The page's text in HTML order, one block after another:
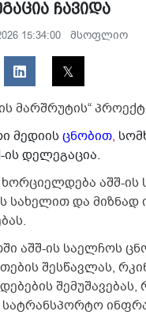
ჩავიდა
15:34:00 მსოფლიო
მარშრუტის“
მედიისცნობით,
ის დელეგაცია.
ხორციელდება აშშ-
სახელით და მიზნად
აშშ-ის საელჩოს
შესწავლას,